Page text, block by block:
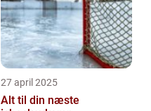
27 april 2025
Alt til din næste